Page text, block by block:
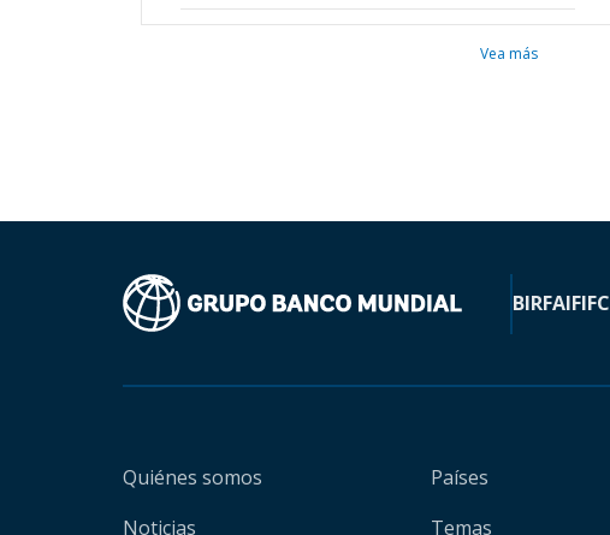
Vea más
BIRFAIFIFC
Quiénes somos
Noticias
Países
Temas